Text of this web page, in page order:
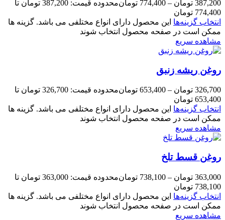
387,200 تومان –
774,400 تومان
محدوده قیمت: 387,200 تومان تا
774,400 تومان
انتخاب گزینه‌ها این محصول دارای انواع مختلفی می باشد. گزینه ها
ممکن است در صفحه محصول انتخاب شوند
مشاهده سریع
روغن ریشه زنبق
326,700 تومان –
653,400 تومان
محدوده قیمت: 326,700 تومان تا
653,400 تومان
انتخاب گزینه‌ها این محصول دارای انواع مختلفی می باشد. گزینه ها
ممکن است در صفحه محصول انتخاب شوند
مشاهده سریع
روغن قسط تلخ
363,000 تومان –
738,100 تومان
محدوده قیمت: 363,000 تومان تا
738,100 تومان
انتخاب گزینه‌ها این محصول دارای انواع مختلفی می باشد. گزینه ها
ممکن است در صفحه محصول انتخاب شوند
مشاهده سریع